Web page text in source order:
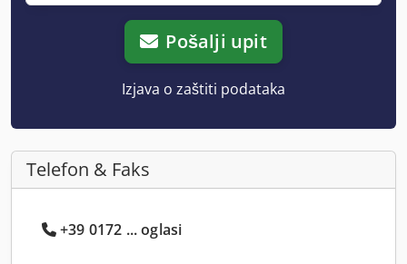
Pošalji upit
Izjava o zaštiti podataka
Telefon & Faks
+39 0172 ... oglasi